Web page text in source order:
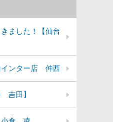
ました！【仙台
ンター店 仲西
吉田】